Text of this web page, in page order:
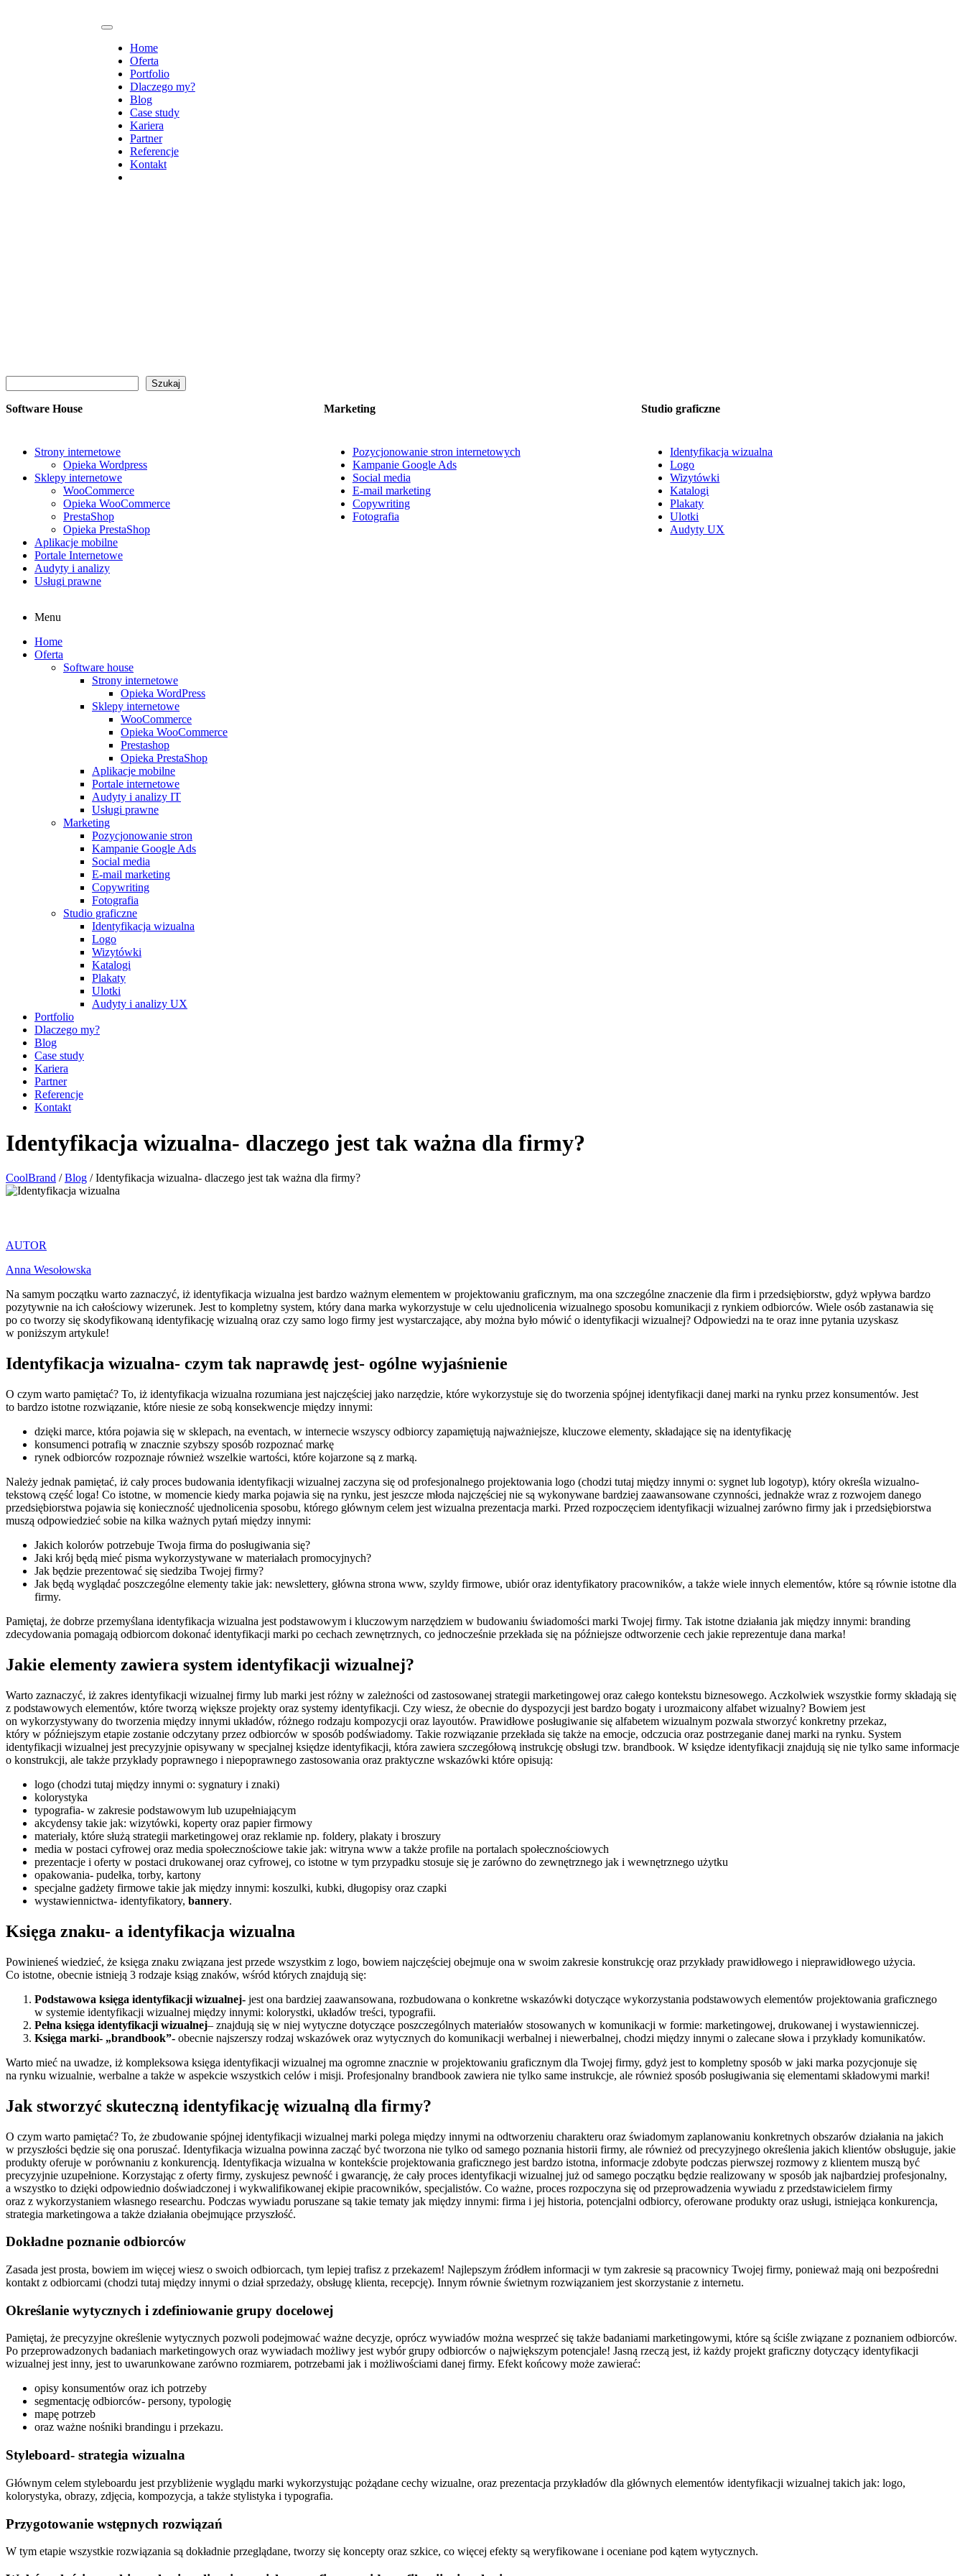
Home
Oferta
Portfolio
Dlaczego my?
Blog
Case study
Kariera
Partner
Referencje
Kontakt
Szukaj
Software House
Strony internetowe
Opieka Wordpress
Sklepy internetowe
WooCommerce
Opieka WooCommerce
PrestaShop
Opieka PrestaShop
Aplikacje mobilne
Portale Internetowe
Audyty i analizy
Usługi prawne
Marketing
Pozycjonowanie stron internetowych
Kampanie Google Ads
Social media
E-mail marketing
Copywriting
Fotografia
Studio graficzne
Identyfikacja wizualna
Logo
Wizytówki
Katalogi
Plakaty
Ulotki
Audyty UX
Menu
Home
Oferta
Software house
Strony internetowe
Opieka WordPress
Sklepy internetowe
WooCommerce
Opieka WooCommerce
Prestashop
Opieka PrestaShop
Aplikacje mobilne
Portale internetowe
Audyty i analizy IT
Usługi prawne
Marketing
Pozycjonowanie stron
Kampanie Google Ads
Social media
E-mail marketing
Copywriting
Fotografia
Studio graficzne
Identyfikacja wizualna
Logo
Wizytówki
Katalogi
Plakaty
Ulotki
Audyty i analizy UX
Portfolio
Dlaczego my?
Blog
Case study
Kariera
Partner
Referencje
Kontakt
Identyfikacja wizualna- dlaczego jest tak ważna dla firmy?
CoolBrand /Blog /Identyfikacja wizualna- dlaczego jest tak ważna dla firmy?
AUTOR
Anna Wesołowska
Na samym początku warto zaznaczyć, iż identyfikacja wizualna jest bardzo ważnym elementem w projektowaniu graficznym, ma ona szczególne znaczenie dla firm i przedsiębiorstw, gdyż wpływa bardzo
pozytywnie na ich całościowy wizerunek. Jest to kompletny system, który dana marka wykorzystuje w celu ujednolicenia wizualnego sposobu komunikacji z rynkiem odbiorców. Wiele osób zastanawia się
po co tworzy się skodyfikowaną identyfikację wizualną oraz czy samo logo firmy jest wystarczające, aby można było mówić o identyfikacji wizualnej? Odpowiedzi na te oraz inne pytania uzyskasz
w poniższym artykule!
Identyfikacja wizualna- czym tak naprawdę jest- ogólne wyjaśnienie
O czym warto pamiętać? To, iż identyfikacja wizualna rozumiana jest najczęściej jako narzędzie, które wykorzystuje się do tworzenia spójnej identyfikacji danej marki na rynku przez konsumentów. Jest
to bardzo istotne rozwiązanie, które niesie ze sobą konsekwencje między innymi:
dzięki marce, która pojawia się w sklepach, na eventach, w internecie wszyscy odbiorcy zapamiętują najważniejsze, kluczowe elementy, składające się na identyfikację
konsumenci potrafią w znacznie szybszy sposób rozpoznać markę
rynek odbiorców rozpoznaje również wszelkie wartości, które kojarzone są z marką.
Należy jednak pamiętać, iż cały proces budowania identyfikacji wizualnej zaczyna się od profesjonalnego projektowania logo (chodzi tutaj między innymi o: sygnet lub logotyp), który określa wizualno-
tekstową część loga! Co istotne, w momencie kiedy marka pojawia się na rynku, jest jeszcze młoda najczęściej nie są wykonywane bardziej zaawansowane czynności, jednakże wraz z rozwojem danego
przedsiębiorstwa pojawia się konieczność ujednolicenia sposobu, którego głównym celem jest wizualna prezentacja marki. Przed rozpoczęciem identyfikacji wizualnej zarówno firmy jak i przedsiębiorstwa
muszą odpowiedzieć sobie na kilka ważnych pytań między innymi:
Jakich kolorów potrzebuje Twoja firma do posługiwania się?
Jaki krój będą mieć pisma wykorzystywane w materiałach promocyjnych?
Jak będzie prezentować się siedziba Twojej firmy?
Jak będą wyglądać poszczególne elementy takie jak: newslettery, główna strona www, szyldy firmowe, ubiór oraz identyfikatory pracowników, a także wiele innych elementów, które są równie istotne dla
firmy.
Pamiętaj, że dobrze przemyślana identyfikacja wizualna jest podstawowym i kluczowym narzędziem w budowaniu świadomości marki Twojej firmy. Tak istotne działania jak między innymi: branding
zdecydowania pomagają odbiorcom dokonać identyfikacji marki po cechach zewnętrznych, co jednocześnie przekłada się na późniejsze odtworzenie cech jakie reprezentuje dana marka!
Jakie elementy zawiera system identyfikacji wizualnej?
Warto zaznaczyć, iż zakres identyfikacji wizualnej firmy lub marki jest różny w zależności od zastosowanej strategii marketingowej oraz całego kontekstu biznesowego. Aczkolwiek wszystkie formy składają się
z podstawowych elementów, które tworzą większe projekty oraz systemy identyfikacji. Czy wiesz, że obecnie do dyspozycji jest bardzo bogaty i urozmaicony alfabet wizualny? Bowiem jest
on wykorzystywany do tworzenia między innymi układów, różnego rodzaju kompozycji oraz layoutów. Prawidłowe posługiwanie się alfabetem wizualnym pozwala stworzyć konkretny przekaz,
który w późniejszym etapie zostanie odczytany przez odbiorców w sposób podświadomy. Takie rozwiązanie przekłada się także na emocje, odczucia oraz postrzeganie danej marki na rynku. System
identyfikacji wizualnej jest precyzyjnie opisywany w specjalnej księdze identyfikacji, która zawiera szczegółową instrukcję obsługi tzw. brandbook. W księdze identyfikacji znajdują się nie tylko same informacje
o konstrukcji, ale także przykłady poprawnego i niepoprawnego zastosowania oraz praktyczne wskazówki które opisują:
logo (chodzi tutaj między innymi o: sygnatury i znaki)
kolorystyka
typografia- w zakresie podstawowym lub uzupełniającym
akcydensy takie jak: wizytówki, koperty oraz papier firmowy
materiały, które służą strategii marketingowej oraz reklamie np. foldery, plakaty i broszury
media w postaci cyfrowej oraz media społecznościowe takie jak: witryna www a także profile na portalach społecznościowych
prezentacje i oferty w postaci drukowanej oraz cyfrowej, co istotne w tym przypadku stosuje się je zarówno do zewnętrznego jak i wewnętrznego użytku
opakowania- pudełka, torby, kartony
specjalne gadżety firmowe takie jak między innymi: koszulki, kubki, długopisy oraz czapki
wystawiennictwa- identyfikatory, bannery.
Księga znaku- a identyfikacja wizualna
Powinieneś wiedzieć, że księga znaku związana jest przede wszystkim z logo, bowiem najczęściej obejmuje ona w swoim zakresie konstrukcję oraz przykłady prawidłowego i nieprawidłowego użycia.
Co istotne, obecnie istnieją 3 rodzaje ksiąg znaków, wśród których znajdują się:
Podstawowa księga identyfikacji wizualnej- jest ona bardziej zaawansowana, rozbudowana o konkretne wskazówki dotyczące wykorzystania podstawowych elementów projektowania graficznego
w systemie identyfikacji wizualnej między innymi: kolorystki, układów treści, typografii.
Pełna księga identyfikacji wizualnej– znajdują się w niej wytyczne dotyczące poszczególnych materiałów stosowanych w komunikacji w formie: marketingowej, drukowanej i wystawienniczej.
Księga marki- „brandbook”- obecnie najszerszy rodzaj wskazówek oraz wytycznych do komunikacji werbalnej i niewerbalnej, chodzi między innymi o zalecane słowa i przykłady komunikatów.
Warto mieć na uwadze, iż kompleksowa księga identyfikacji wizualnej ma ogromne znacznie w projektowaniu graficznym dla Twojej firmy, gdyż jest to kompletny sposób w jaki marka pozycjonuje się
na rynku wizualnie, werbalne a także w aspekcie wszystkich celów i misji. Profesjonalny brandbook zawiera nie tylko same instrukcje, ale również sposób posługiwania się elementami składowymi marki!
Jak stworzyć skuteczną identyfikację wizualną dla firmy?
O czym warto pamiętać? To, że zbudowanie spójnej identyfikacji wizualnej marki polega między innymi na odtworzeniu charakteru oraz świadomym zaplanowaniu konkretnych obszarów działania na jakich
w przyszłości będzie się ona poruszać. Identyfikacja wizualna powinna zacząć być tworzona nie tylko od samego poznania historii firmy, ale również od precyzyjnego określenia jakich klientów obsługuje, jakie
produkty oferuje w porównaniu z konkurencją. Identyfikacja wizualna w kontekście projektowania graficznego jest bardzo istotna, informacje zdobyte podczas pierwszej rozmowy z klientem muszą być
precyzyjnie uzupełnione. Korzystając z oferty firmy, zyskujesz pewność i gwarancję, że cały proces identyfikacji wizualnej już od samego początku będzie realizowany w sposób jak najbardziej profesjonalny,
a wszystko to dzięki odpowiednio doświadczonej i wykwalifikowanej ekipie pracowników, specjalistów. Co ważne, proces rozpoczyna się od przeprowadzenia wywiadu z przedstawicielem firmy
oraz z wykorzystaniem własnego researchu. Podczas wywiadu poruszane są takie tematy jak między innymi: firma i jej historia, potencjalni odbiorcy, oferowane produkty oraz usługi, istniejąca konkurencja,
strategia marketingowa a także działania obejmujące przyszłość.
Dokładne poznanie odbiorców
Zasada jest prosta, bowiem im więcej wiesz o swoich odbiorcach, tym lepiej trafisz z przekazem! Najlepszym źródłem informacji w tym zakresie są pracownicy Twojej firmy, ponieważ mają oni bezpośredni
kontakt z odbiorcami (chodzi tutaj między innymi o dział sprzedaży, obsługę klienta, recepcję). Innym równie świetnym rozwiązaniem jest skorzystanie z internetu.
Określanie wytycznych i zdefiniowanie grupy docelowej
Pamiętaj, że precyzyjne określenie wytycznych pozwoli podejmować ważne decyzje, oprócz wywiadów można wesprzeć się także badaniami marketingowymi, które są ściśle związane z poznaniem odbiorców.
Po przeprowadzonych badaniach marketingowych oraz wywiadach możliwy jest wybór grupy odbiorców o największym potencjale! Jasną rzeczą jest, iż każdy projekt graficzny dotyczący identyfikacji
wizualnej jest inny, jest to uwarunkowane zarówno rozmiarem, potrzebami jak i możliwościami danej firmy. Efekt końcowy może zawierać:
opisy konsumentów oraz ich potrzeby
segmentację odbiorców- persony, typologię
mapę potrzeb
oraz ważne nośniki brandingu i przekazu.
Styleboard- strategia wizualna
Głównym celem styleboardu jest przybliżenie wyglądu marki wykorzystując pożądane cechy wizualne, oraz prezentacja przykładów dla głównych elementów identyfikacji wizualnej takich jak: logo,
kolorystyka, obrazy, zdjęcia, kompozycja, a także stylistyka i typografia.
Przygotowanie wstępnych rozwiązań
W tym etapie wszystkie rozwiązania są dokładnie przeglądane, tworzy się koncepty oraz szkice, co więcej efekty są weryfikowane i oceniane pod kątem wytycznych.